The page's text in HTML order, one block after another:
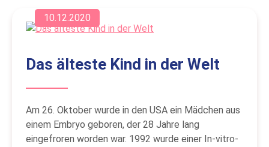
10.12.2020
Das älteste Kind in der Welt
Am 26. Oktober wurde in den USA ein Mädchen aus
einem Embryo geboren, der 28 Jahre lang
eingefroren worden war. 1992 wurde einer In-vitro-